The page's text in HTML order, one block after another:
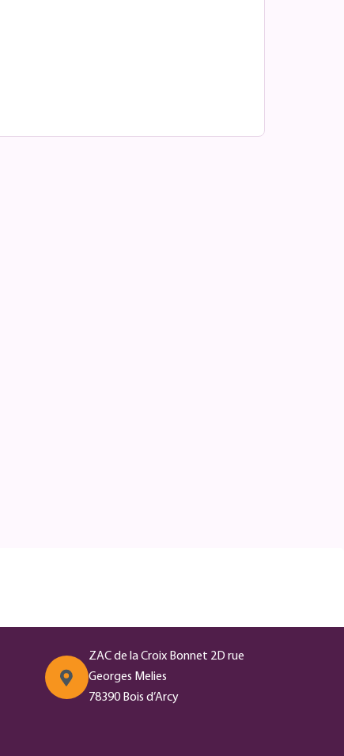
ZAC de la Croix Bonnet 2D rue
Georges Melies
78390 Bois d’Arcy